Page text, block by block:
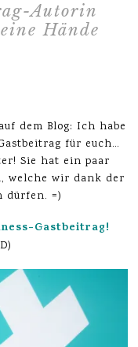
Autorin
Hände
dem Blog: Ich habe
für euch…
Sie hat ein paar
welche wir dank der
dürfen. =)
Gastbeitrag!